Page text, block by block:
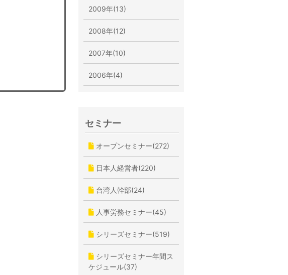
2009年(13)
2008年(12)
2007年(10)
2006年(4)
セミナー
オープンセミナー(272)
日本人経営者(220)
台湾人幹部(24)
人事労務セミナー(45)
シリーズセミナー(519)
シリーズセミナー年間ス
ケジュール(37)